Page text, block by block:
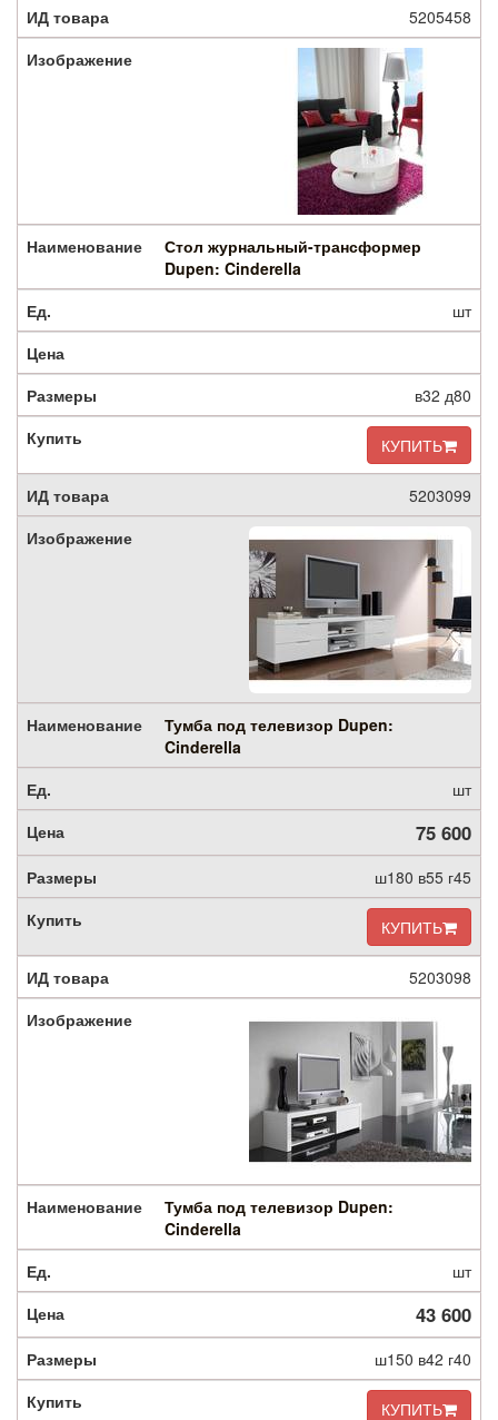
5205458
Стол журнальный-трансформер
Dupen: Cinderella
шт
в32 д80
КУПИТЬ
5203099
Тумба под телевизор Dupen:
Cinderella
шт
75 600
ш180 в55 г45
КУПИТЬ
5203098
Тумба под телевизор Dupen:
Cinderella
шт
43 600
ш150 в42 г40
КУПИТЬ